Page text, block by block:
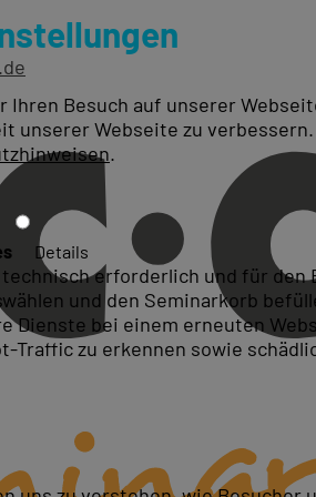
&
Ihren Besuch auf unserer
unserer Webseite zu
.
Details
technisch erforderlich und für
und den Seminarkorb
Dienste bei einem erneuten
Traffic zu erkennen sowie